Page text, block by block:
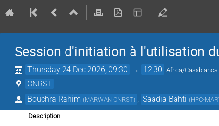
Session d'initiation à l'utilisation
Thursday 24 Dec 2026, 09:30 → 12:30 Africa/Casablanca
CNRST
Bouchra Rahim (MARWAN CNRST) Saadia Bahti (HPC-
Description